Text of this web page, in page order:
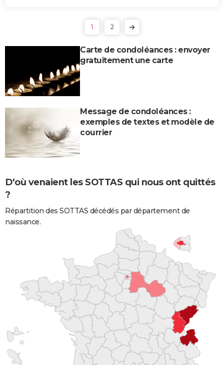
1 2
Carte de condoléances : envoyer
gratuitement une carte
Message de condoléances :
exemples de textes et modèle de
courrier
D'où venaient les SOTTAS qui nous ont quittés
?
Répartition des SOTTAS décédés par département de
naissance.